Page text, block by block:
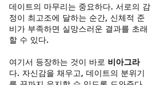
데이트의 마무리는 중요하다. 서로의 감
정이 최고조에 달하는 순간, 신체적 준
비가 부족하면 실망스러운 결과를 초래
할 수 있다.
여기서 등장하는 것이 바로 비아그라
다. 자신감을 채우고, 데이트의 분위기